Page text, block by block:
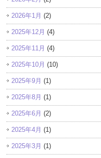
2026年1月 (2)
2025年12月 (4)
2025年11月 (4)
2025年10月 (10)
2025年9月 (1)
2025年8月 (1)
2025年6月 (2)
2025年4月 (1)
2025年3月 (1)